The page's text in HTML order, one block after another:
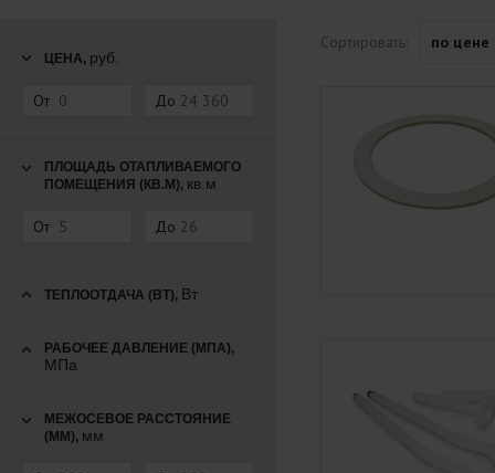
ЦЕНА, руб.
От До
ПЛОЩАДЬ ОТАПЛИВАЕМОГО
ПОМЕЩЕНИЯ (КВ.М), кв.м
От До
ТЕПЛООТДАЧА (ВТ), Вт
РАБОЧЕЕ ДАВЛЕНИЕ (МПА),
МПа
МЕЖОСЕВОЕ РАССТОЯНИЕ
(ММ), мм
Сортировать: по цене